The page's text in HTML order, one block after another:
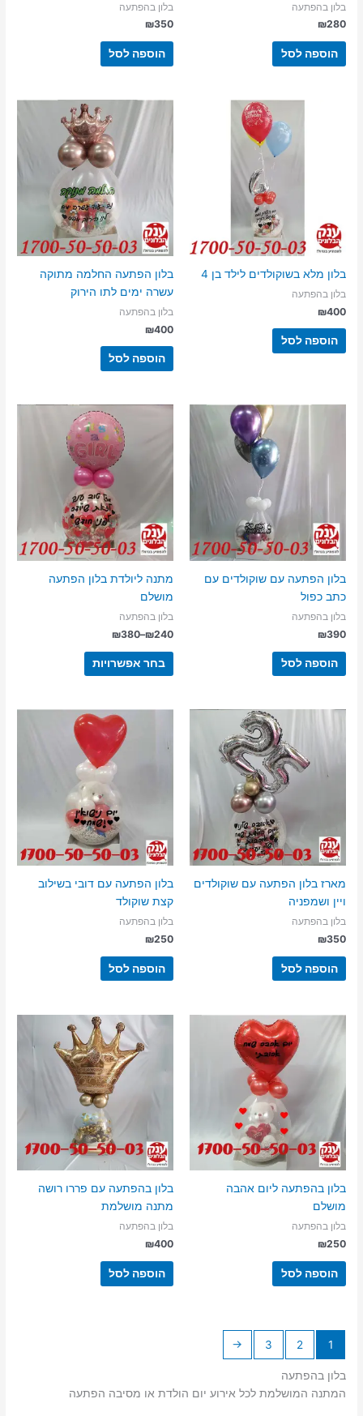
בלון בהפתעה
₪280
הוספה לסל
בלון בהפתעה
₪350
הוספה לסל
בלון מלא בשוקולדים לילד בן 4
בלון בהפתעה
₪400
הוספה לסל
בלון הפתעה החלמה מתוקה
עשרה ימים לתו הירוק
בלון בהפתעה
₪400
הוספה לסל
בלון הפתעה עם שוקולדים עם
כתב כפול
בלון בהפתעה
₪390
הוספה לסל
מתנה ליולדת בלון הפתעה
מושלם
בלון בהפתעה
₪240
–
₪380
טווח
בחר אפשרויות
למוצר
זה
מספר
סוגים.
ניתן
לבחור
את
האפשרויות
בעמוד
המוצר
מארז בלון הפתעה עם שוקולדים
ויין ושמפניה
בלון בהפתעה
₪350
הוספה לסל
בלון הפתעה עם דובי בשילוב
קצת שוקולד
בלון בהפתעה
₪250
הוספה לסל
בלון בהפתעה ליום אהבה
מושלם
בלון בהפתעה
₪250
הוספה לסל
בלון בהפתעה עם פררו רושה
מתנה מושלמת
בלון בהפתעה
₪400
הוספה לסל
1
2
3
←
בלון בהפתעה
המתנה המושלמת לכל אירוע יום הולדת או מסיבה הפתעה